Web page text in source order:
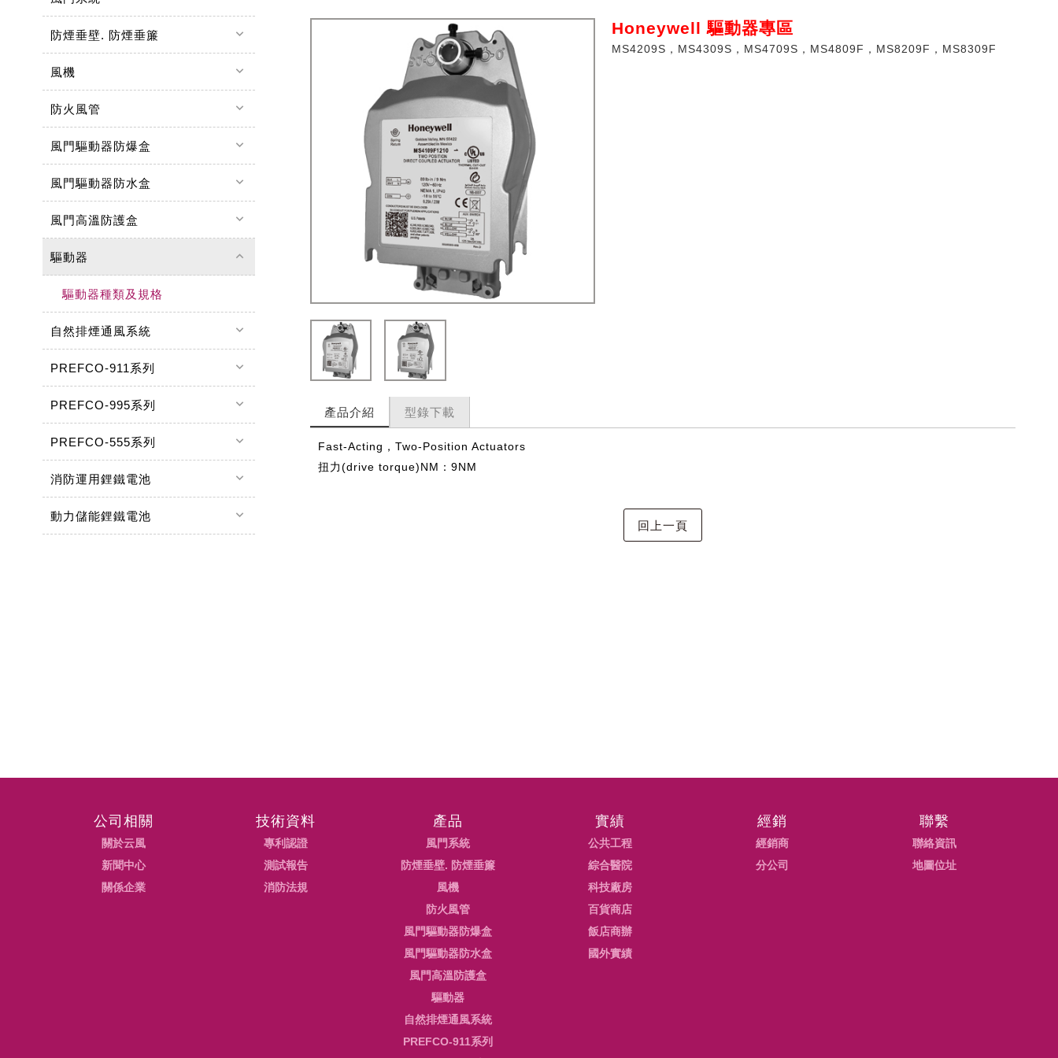
防煙垂壁. 防煙垂簾 keyboard_arrow_down
風機 keyboard_arrow_down
防火風管 keyboard_arrow_down
風門驅動器防爆盒 keyboard_arrow_down
風門驅動器防水盒 keyboard_arrow_down
風門高溫防護盒 keyboard_arrow_down
驅動器 keyboard_arrow_up
驅動器種類及規格
自然排煙通風系統 keyboard_arrow_down
PREFCO-911系列 keyboard_arrow_down
PREFCO-995系列 keyboard_arrow_down
PREFCO-555系列 keyboard_arrow_down
消防運用鋰鐵電池 keyboard_arrow_down
動力儲能鋰鐵電池 keyboard_arrow_down
Honeywell 驅動器專區
MS4209S，MS4309S，MS4709S，MS4809F，MS8209F，MS8309F
產品介紹 型錄下載
Fast-Acting，Two-Position Actuators
扭力(drive torque)NM：9NM
公司相關
關於云風
新聞中心
關係企業
技術資料
專利認證
測試報告
消防法規
產品
風門系統
防煙垂壁. 防煙垂簾
風機
防火風管
風門驅動器防爆盒
風門驅動器防水盒
風門高溫防護盒
驅動器
自然排煙通風系統
PREFCO-911系列
實績
公共工程
綜合醫院
科技廠房
百貨商店
飯店商辦
國外實績
經銷
經銷商
分公司
聯繫
聯絡資訊
地圖位址